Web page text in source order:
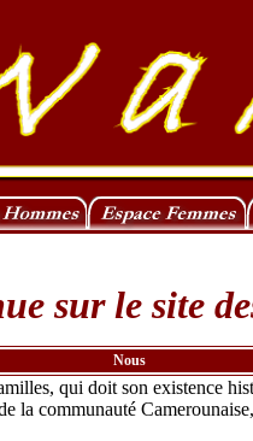
sur le site
Nous
qui doit son existence
la communauté